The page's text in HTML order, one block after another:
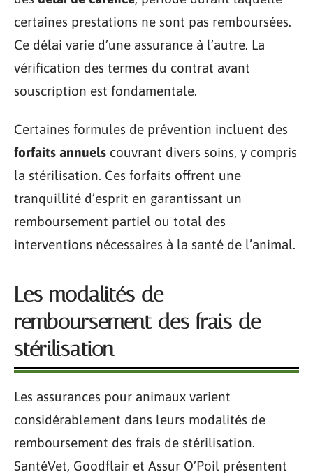
certaines prestations ne sont pas remboursées.
Ce délai varie d’une assurance à l’autre. La
vérification des termes du contrat avant
souscription est fondamentale.
Certaines formules de prévention incluent des
forfaits annuels couvrant divers soins, y compris
la stérilisation. Ces forfaits offrent une
tranquillité d’esprit en garantissant un
remboursement partiel ou total des
interventions nécessaires à la santé de l’animal.
Les modalités de
remboursement des frais de
stérilisation
Les assurances pour animaux varient
considérablement dans leurs modalités de
remboursement des frais de stérilisation.
SantéVet, Goodflair et Assur O’Poil présentent